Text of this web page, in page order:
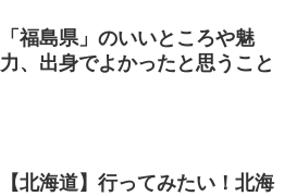
「福島県」のいいところや魅
力、出身でよかったと思うこと
【北海道】行ってみたい！北海